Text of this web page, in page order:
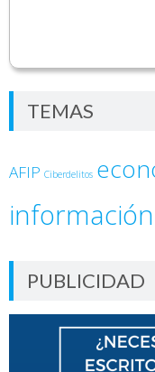
TEMAS
AFIP Ciberdelitos
información
PUBLICIDAD